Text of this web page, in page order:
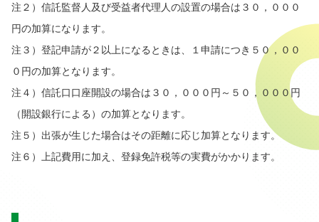
注２）信託監督人及び受益者代理人の設置の場合は３０，０００
円の加算になります。
注３）登記申請が２以上になるときは、１申請につき５０，００
０円の加算となります。
注４）信託口口座開設の場合は３０，０００円～５０，０００円
（開設銀行による）の加算となります。
注５）出張が生じた場合はその距離に応じ加算となります。
注６）上記費用に加え、登録免許税等の実費がかかります。